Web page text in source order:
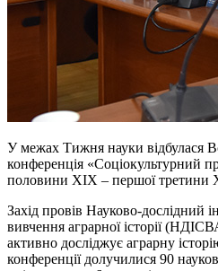
У межах Тижня науки відбулася
конференція «Соціокультурний
половини ХІХ – першої третини
Захід провів Науково-дослідний
вивчення аграрної історії
активно досліджує аграрну
конференції долучилися 90